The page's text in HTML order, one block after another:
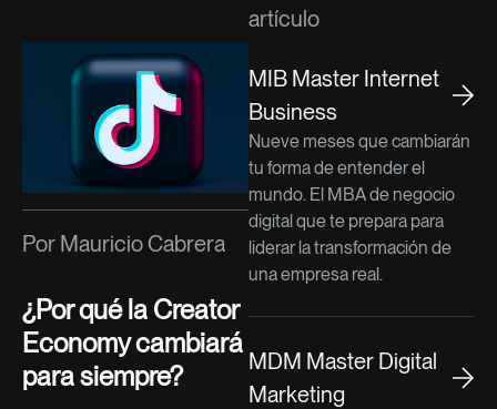
Por Mauricio Cabrera
¿Por qué la Creator
Economy cambiará
para siempre?
artículo
MIB Master Internet
Business
Nueve meses que cambiarán
tu forma de entender el
mundo. El MBA de negocio
digital que te prepara para
liderar la transformación de
una empresa real.
MDM Master Digital
Marketing